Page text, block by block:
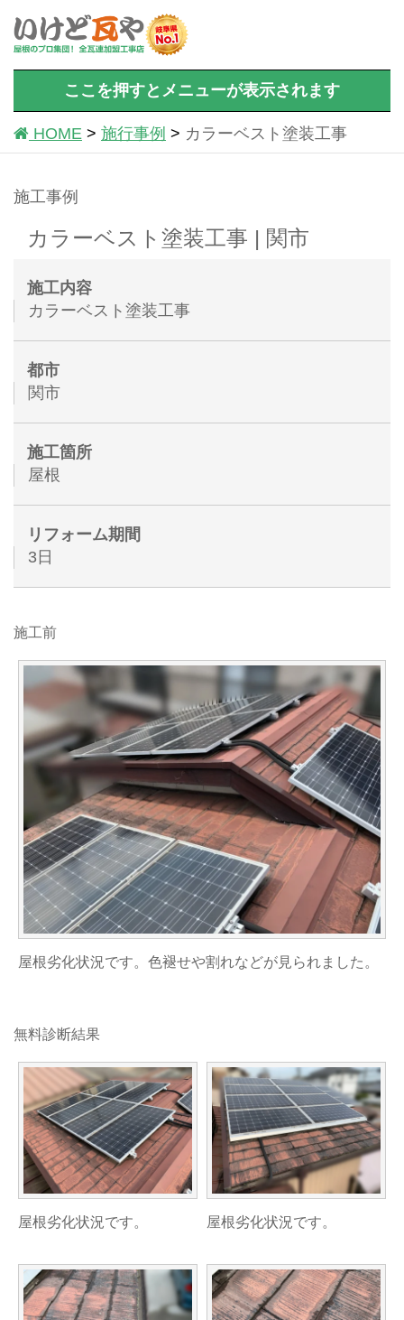
ここを押すとメニューが表示されます
HOME 施行事例 カラーベスト塗装工事
施工事例
カラーベスト塗装工事 | 関市
施工内容
カラーベスト塗装工事
都市
関市
施工箇所
屋根
リフォーム期間
3日
施工前
屋根劣化状況です。色褪せや割れなどが見られました。
無料診断結果
屋根劣化状況です。 屋根劣化状況です。